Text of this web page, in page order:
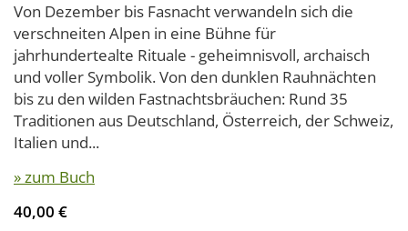
Von Dezember bis Fasnacht verwandeln sich die
verschneiten Alpen in eine Bühne für
jahrhundertealte Rituale - geheimnisvoll, archaisch
und voller Symbolik. Von den dunklen Rauhnächten
bis zu den wilden Fastnachtsbräuchen: Rund 35
Traditionen aus Deutschland, Österreich, der Schweiz,
Italien und...
» zum Buch
40,00 €